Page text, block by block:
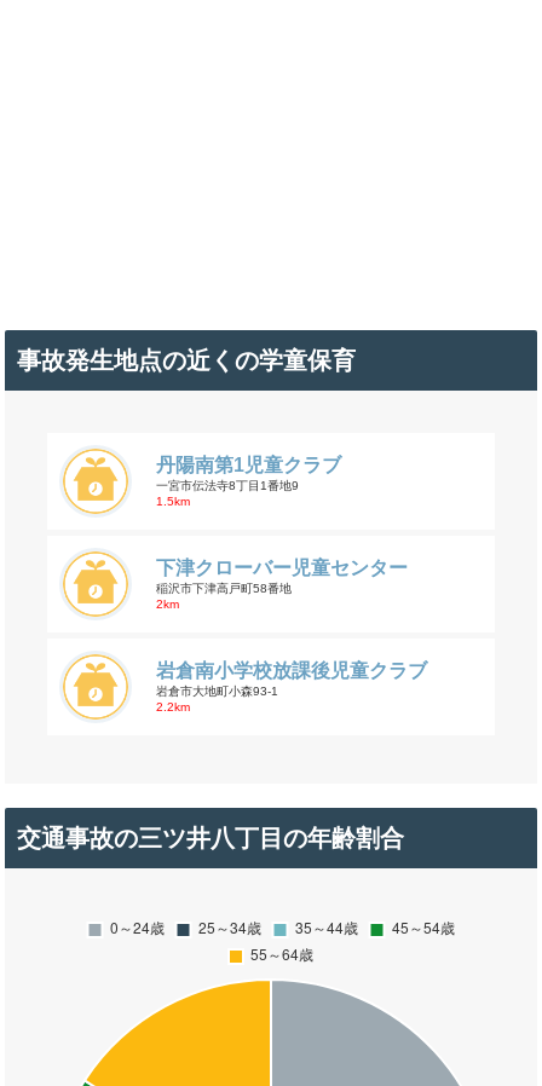
事故発生地点の近くの学童保育
丹陽南第1児童クラブ
一宮市伝法寺8丁目1番地9
1.5km
下津クローバー児童センター
稲沢市下津高戸町58番地
2km
岩倉南小学校放課後児童クラブ
岩倉市大地町小森93-1
2.2km
交通事故の三ツ井八丁目の年齢割合